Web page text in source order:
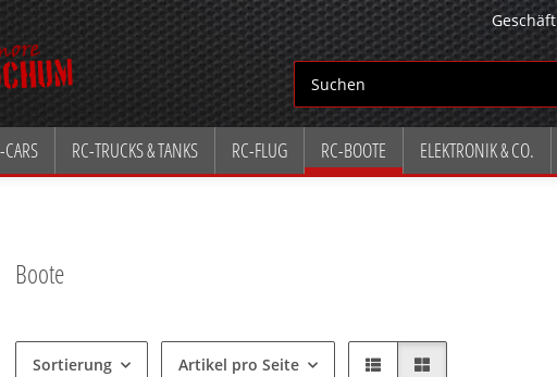
Geschäft
CARS RC-TRUCKS & TANKS RC-FLUG RC-BOOTE ELEKTRONIK & CO.
Boote
Sortierung Artikel pro Seite